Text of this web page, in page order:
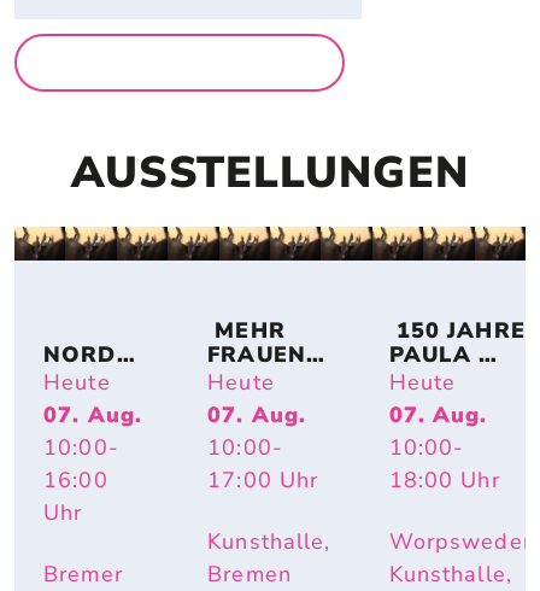
AUSSTELLUNGEN
NORDSE
E IM
UMBAU
– A
TOPOGR
APHY
OF
CHANGE
Heute
07. Aug.
10:00-
16:00
Uhr
Bremer
MEHR
FRAUEN!
BREMER
KÜNSTLE
RINNEN
AUF
PAPIER
Heute
07. Aug.
10:00-
17:00 Uhr
Kunsthalle,
Bremen
150 JAHRE
PAULA
MODERSO
HN-
BECKER:
IMPULS
PAULA –
LONGEVIAL
Heute
07. Aug.
10:00-
18:00 Uhr
Worpsweder
Kunsthalle,